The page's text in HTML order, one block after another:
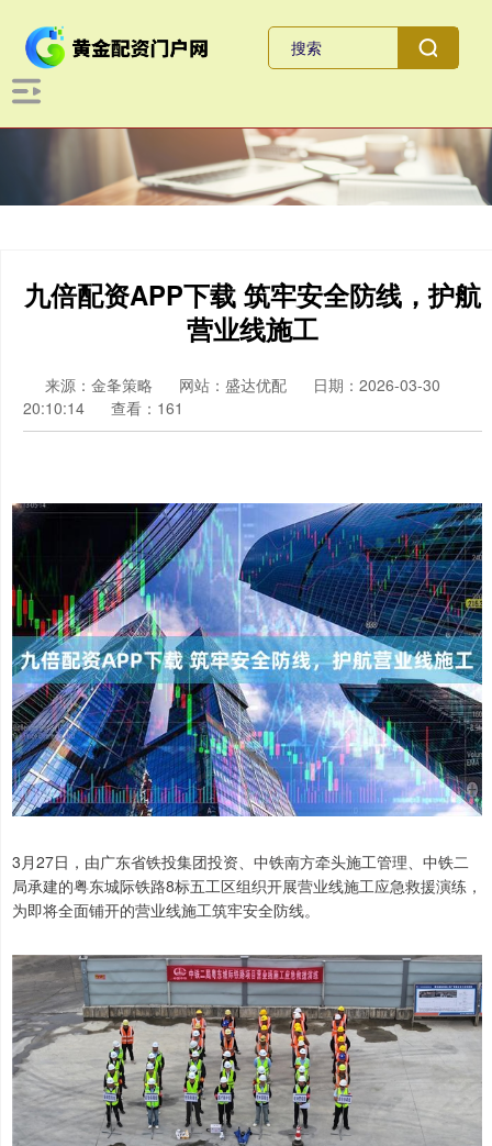
九倍配资APP下载 筑牢安全防线，护航
营业线施工
来源：金夆策略 网站：盛达优配
日期：2026-03-30
20:10:14
查看：161
3月27日，由广东省铁投集团投资、中铁南方牵头施工管理、中铁二
局承建的粤东城际铁路8标五工区组织开展营业线施工应急救援演练，
为即将全面铺开的营业线施工筑牢安全防线。